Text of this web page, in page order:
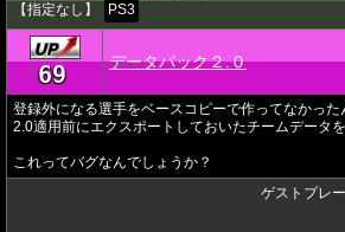
【指定なし】
PS3
★69 データパック２.０
登録外になる選手をベースコピーで作ってなかった
2.0適用前にエクスポートしておいたチームデータ
これってバグなんでしょうか？
ゲストプレ